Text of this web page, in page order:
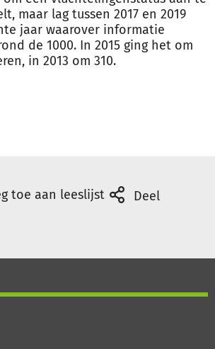
maar lag tussen 2017 en 2019
jaar waarover informatie
de 1000. In 2015 ging het om
in 2013 om 310.
toe aan leeslijst Deel